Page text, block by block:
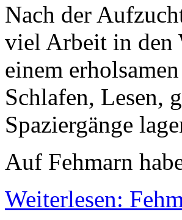
Nach der
viel Arbeit in den
einem
Schlafen, Lesen,
Spaziergänge
Auf Fehmarn
Weiterlesen: